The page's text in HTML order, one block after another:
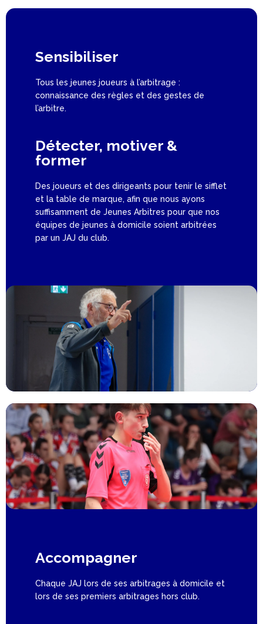
Sensibiliser
Tous les jeunes joueurs à l’arbitrage :
connaissance des règles et des gestes de
l’arbitre.
Détecter, motiver &
former
Des joueurs et des dirigeants pour tenir le sifflet
et la table de marque, afin que nous ayons
suffisamment de Jeunes Arbitres pour que nos
équipes de jeunes à domicile soient arbitrées
par un JAJ du club.
Accompagner
Chaque JAJ lors de ses arbitrages à domicile et
lors de ses premiers arbitrages hors club.